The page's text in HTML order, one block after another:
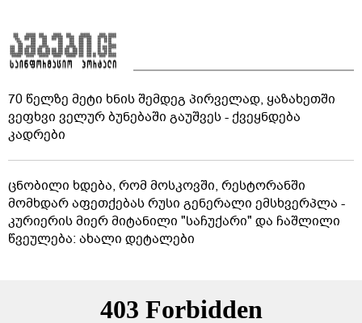
70 წელზე მეტი ხნის შემდეგ პირველად, ყაზახეთში
ვეფხვი ველურ ბუნებაში გაუშვეს - ქვეყნდება
კადრები
ცნობილი ხდება, რომ მოსკოვში, რესტორანში
მომხდარ აფეთქებას რუსი გენერალი ემსხვერპლა -
კურიერის მიერ მიტანილი "საჩუქარი" და ჩაშლილი
წვეულება: ახალი დეტალები